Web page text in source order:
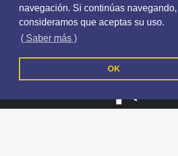
navegación. Si continúas navegando,
consideramos que aceptas su uso.
( Saber más )
OK